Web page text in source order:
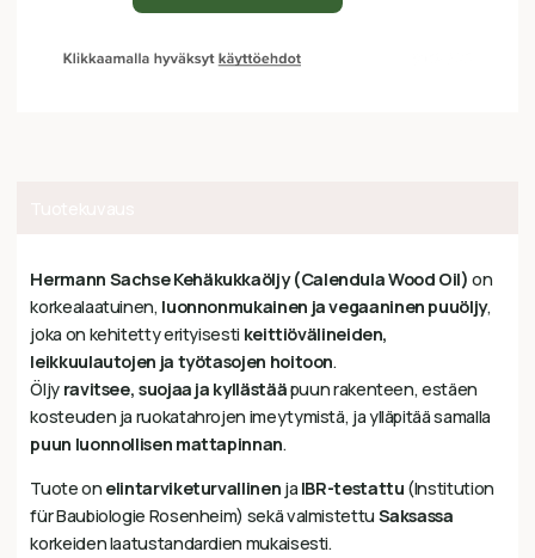
Hermann Sachse Kehäkukkaöljy (Calendula Wood Oil) on
korkealaatuinen, luonnonmukainen ja vegaaninen puuöljy,
joka on kehitetty erityisesti keittiövälineiden,
leikkuulautojen ja työtasojen hoitoon.
Öljy ravitsee, suojaa ja kyllästääpuun rakenteen, estäen
kosteuden ja ruokatahrojen imeytymistä, ja ylläpitää samalla
puun luonnollisen mattapinnan.
Tuote on elintarviketurvallinen ja IBR-testattu (Institution
für Baubiologie Rosenheim) sekä valmistettu Saksassa
korkeiden laatustandardien mukaisesti.